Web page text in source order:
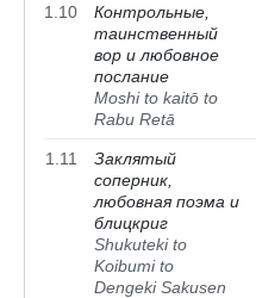
1.10
Контрольные,
таинственный
вор и любовное
послание
Moshi to kaitō to
Rabu Retā
1.11
Заклятый
соперник,
любовная поэма и
блицкриг
Shukuteki to
Koibumi to
Dengeki Sakusen